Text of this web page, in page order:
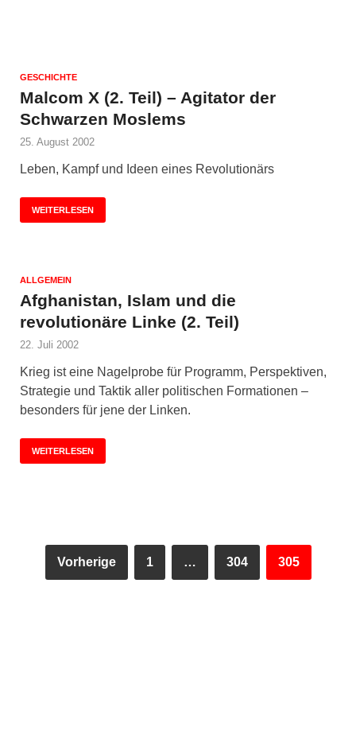
GESCHICHTE
Malcom X (2. Teil) – Agitator der
Schwarzen Moslems
25. August 2002
Leben, Kampf und Ideen eines Revolutionärs
WEITERLESEN
ALLGEMEIN
Afghanistan, Islam und die
revolutionäre Linke (2. Teil)
22. Juli 2002
Krieg ist eine Nagelprobe für Programm, Perspektiven,
Strategie und Taktik aller politischen Formationen –
besonders für jene der Linken.
WEITERLESEN
Vorherige 1 … 304 305